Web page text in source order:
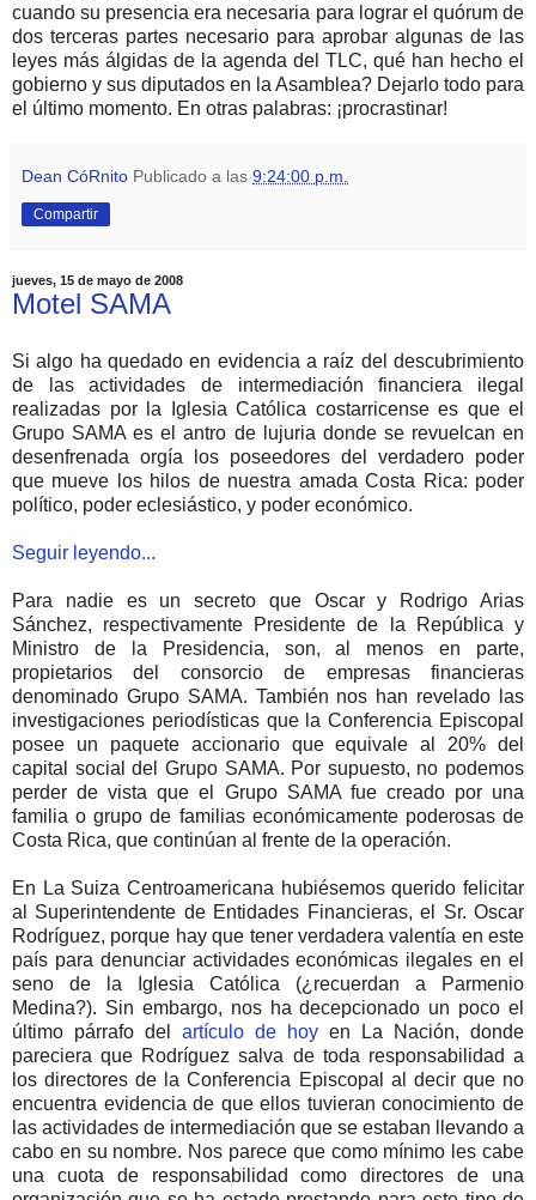
cuando su presencia era necesaria para lograr el quórum de
dos terceras partes necesario para aprobar algunas de las
leyes más álgidas de la agenda del TLC, qué han hecho el
gobierno y sus diputados en la Asamblea? Dejarlo todo para
el último momento. En otras palabras: ¡procrastinar!
Dean CóRnito Publicado a las 9:24:00 p.m.
Compartir
jueves, 15 de mayo de 2008
Motel SAMA
Si algo ha quedado en evidencia a raíz del descubrimiento
de las actividades de intermediación financiera ilegal
realizadas por la Iglesia Católica costarricense es que el
Grupo SAMA es el antro de lujuria donde se revuelcan en
desenfrenada orgía los poseedores del verdadero poder
que mueve los hilos de nuestra amada Costa Rica: poder
político, poder eclesiástico, y poder económico.
Seguir leyendo...
Para nadie es un secreto que Oscar y Rodrigo Arias
Sánchez, respectivamente Presidente de la República y
Ministro de la Presidencia, son, al menos en parte,
propietarios del consorcio de empresas financieras
denominado Grupo SAMA. También nos han revelado las
investigaciones periodísticas que la Conferencia Episcopal
posee un paquete accionario que equivale al 20% del
capital social del Grupo SAMA. Por supuesto, no podemos
perder de vista que el Grupo SAMA fue creado por una
familia o grupo de familias económicamente poderosas de
Costa Rica, que continúan al frente de la operación.
En La Suiza Centroamericana hubiésemos querido felicitar
al Superintendente de Entidades Financieras, el Sr. Oscar
Rodríguez, porque hay que tener verdadera valentía en este
país para denunciar actividades económicas ilegales en el
seno de la Iglesia Católica (¿recuerdan a Parmenio
Medina?). Sin embargo, nos ha decepcionado un poco el
último párrafo del artículo de hoy en La Nación, donde
pareciera que Rodríguez salva de toda responsabilidad a
los directores de la Conferencia Episcopal al decir que no
encuentra evidencia de que ellos tuvieran conocimiento de
las actividades de intermediación que se estaban llevando a
cabo en su nombre. Nos parece que como mínimo les cabe
una cuota de responsabilidad como directores de una